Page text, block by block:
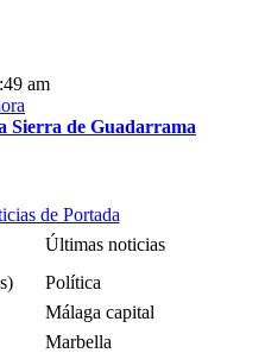
am
Sierra de Guadarrama
de Portada
Últimas noticias
Política
Málaga capital
Marbella